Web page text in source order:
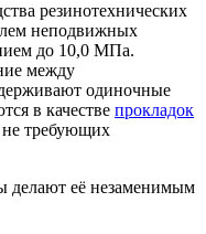
резинотехнических
неподвижных
до 10,0 МПа.
между
одиночные
в качестве прокладок
не требующих
её незаменимым